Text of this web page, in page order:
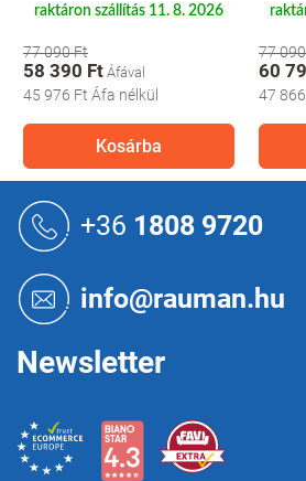
raktáron szállítás 11. 8. 2026
77 090 Ft
58 390 Ft
45 976 Ft Áfa nélkül
Kosárba
77
60
47
+36 1808 9720
info@rauman.hu
Newsletter